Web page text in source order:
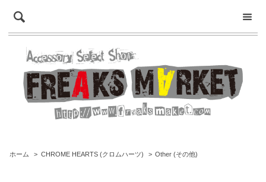
ホーム > CHROME HEARTS (クロムハーツ) > Other (その他)